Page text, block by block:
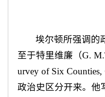
埃尔顿所强调的
至于特里维廉（G.
urvey of Six
政治史区分开来。他